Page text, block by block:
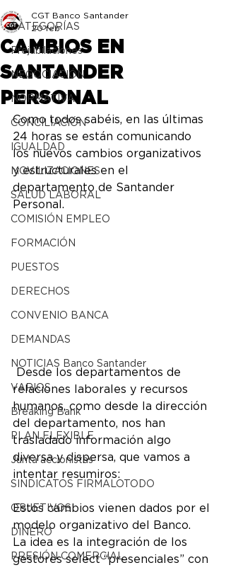
CATEGORÍAS
Prejubilaciones
NEGOCIACIÓN
NORMATIVA
CONCILIACIÓN
IGUALDAD
MOVILIZACIONES
SALUD LABORAL
COMISIÓN EMPLEO
FORMACIÓN
PUESTOS
DERECHOS
CONVENIO BANCA
DEMANDAS
NOTICIAS Banco Santander
VARIOS
Breaking Bank
PLAN FLEXIBLE
Junta accionistas
SINDICATOS FIRMALOTODO
OBJETIVOS
DINERO
PRESIÓN COMERCIAL
CAMBIOS EN
SANTANDER
PERSONAL
CGT Banco Santander
20 feb
Como todos sabéis, en las últimas
24 horas se están comunicando
los nuevos cambios organizativos
y estructurales en el
departamento de Santander
Personal.
relaciones laborales y recursos
humanos, como desde la dirección
del departamento, nos han
trasladado información algo
diversa y dispersa, que vamos a
intentar resumiros:
Estos cambios vienen dados por el
modelo organizativo del Banco.
La idea es la integración de los
gestores select “presenciales” con